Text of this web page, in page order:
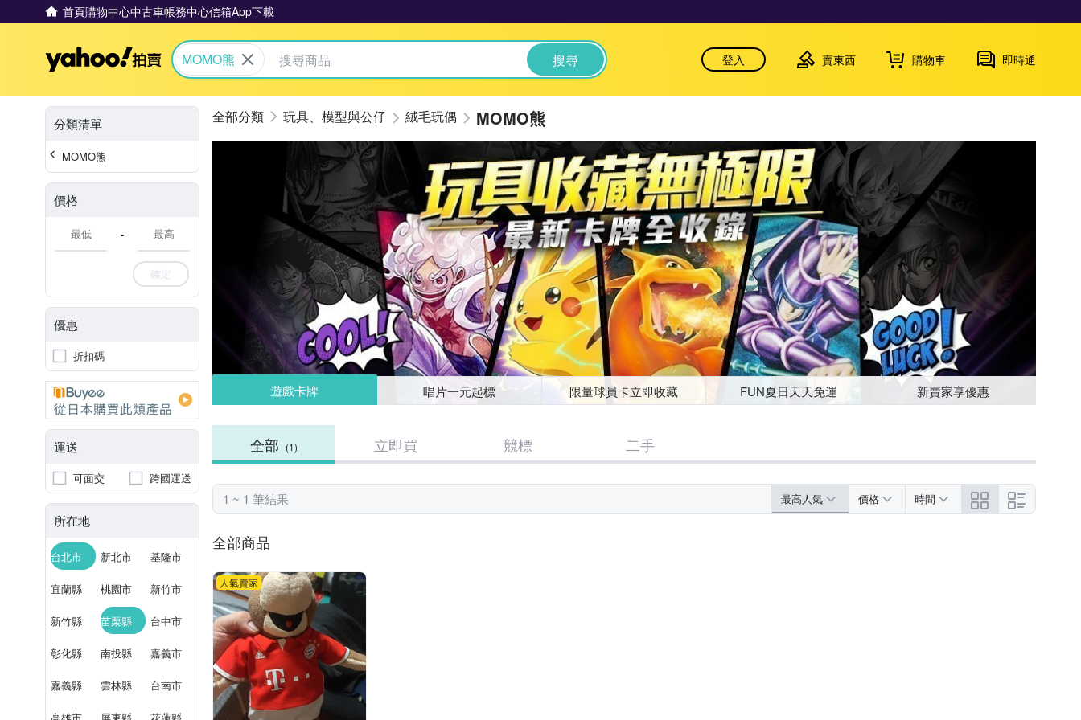
首頁購物中心中古車帳務中心信箱App下載
Yahoo拍賣
MOMO熊 搜尋 登入 賣東西 購物車 即時通
分類清單
MOMO熊
價格
-
確定
優惠
折扣碼
運送
可面交 跨國運送
所在地
台北市 新北市 基隆市
宜蘭縣 桃園市 新竹市
新竹縣 苗栗縣 台中市
彰化縣 南投縣 嘉義市
嘉義縣 雲林縣 台南市
玩具、模型與公仔 絨毛玩偶 MOMO熊
遊戲卡牌 唱片一元起標 限量球員卡立即收藏 FUN夏日天天免運 新賣家享優惠
全部 (1) 立即買 競標 二手
1 ~ 1 筆結果 最高人氣 價格 時間
全部商品
人氣賣家